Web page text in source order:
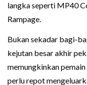
langka seperti MP40
Rampage.
Bukan sekadar bagi-
kejutan besar akhir
memungkinkan
perlu repot